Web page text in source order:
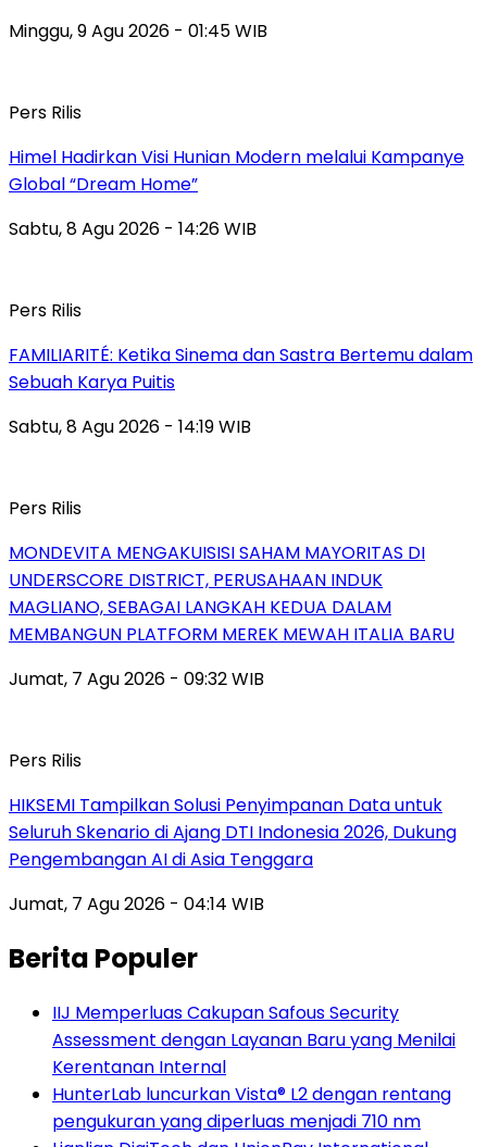
Minggu, 9 Agu 2026 - 01:45 WIB
Pers Rilis
Himel Hadirkan Visi Hunian Modern melalui Kampanye
Global “Dream Home”
Sabtu, 8 Agu 2026 - 14:26 WIB
Pers Rilis
FAMILIARITÉ: Ketika Sinema dan Sastra Bertemu dalam
Sebuah Karya Puitis
Sabtu, 8 Agu 2026 - 14:19 WIB
Pers Rilis
MONDEVITA MENGAKUISISI SAHAM MAYORITAS DI
UNDERSCORE DISTRICT, PERUSAHAAN INDUK
MAGLIANO, SEBAGAI LANGKAH KEDUA DALAM
MEMBANGUN PLATFORM MEREK MEWAH ITALIA BARU
Jumat, 7 Agu 2026 - 09:32 WIB
Pers Rilis
HIKSEMI Tampilkan Solusi Penyimpanan Data untuk
Seluruh Skenario di Ajang DTI Indonesia 2026, Dukung
Pengembangan AI di Asia Tenggara
Jumat, 7 Agu 2026 - 04:14 WIB
Berita Populer
IIJ Memperluas Cakupan Safous Security
Assessment dengan Layanan Baru yang Menilai
Kerentanan Internal
HunterLab luncurkan Vista® L2 dengan rentang
pengukuran yang diperluas menjadi 710 nm